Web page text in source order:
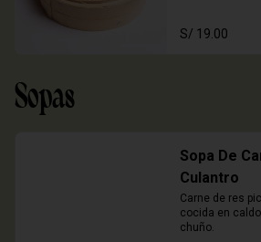
S/ 19.00
Sopas
Sopa De
Culantro
Carne de res
cocida en
chuño.